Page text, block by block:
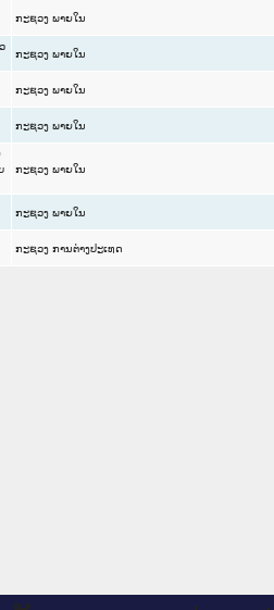
ກະຊວງ ພາຍໃນ
ກະຊວງ ພາຍໃນ
ກະຊວງ ພາຍໃນ
ກະຊວງ ພາຍໃນ
ກະຊວງ ພາຍໃນ
ກະຊວງ ພາຍໃນ
ກະຊວງ ການຕ່າງປະເທດ